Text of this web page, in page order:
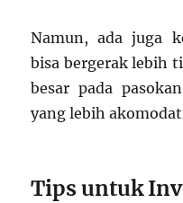
Namun, ada juga
bisa bergerak lebih
besar pada
yang lebih
Tips untuk